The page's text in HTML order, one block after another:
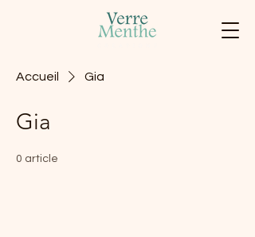
Accueil Gia
Gia
0 article